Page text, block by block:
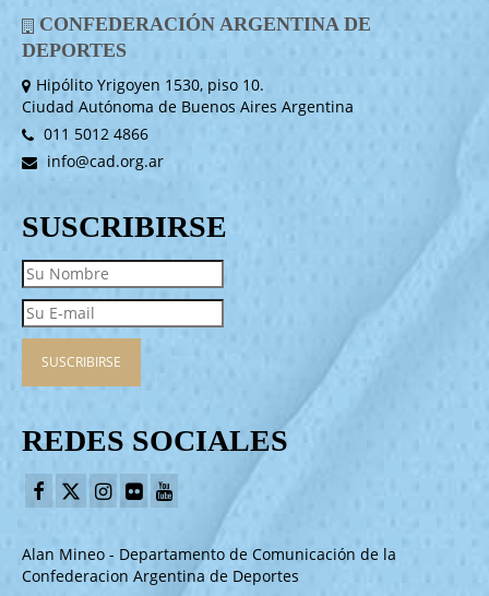
CONFEDERACIÓN ARGENTINA DE
DEPORTES
Hipólito Yrigoyen 1530, piso 10.
Ciudad Autónoma de Buenos Aires Argentina
011 5012 4866
info@cad.org.ar
SUSCRIBIRSE
REDES SOCIALES
Alan Mineo - Departamento de Comunicación de la
Confederacion Argentina de Deportes